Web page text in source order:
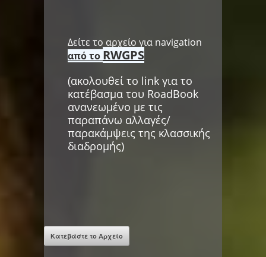
Δείτε το αρχείο για navigation
από το RWGPS
(ακολουθεί το link για το
κατέβασμα του RoadΒook
ανανεωμένο με τις
παραπάνω αλλαγές/
παρακάμψεις της κλασσικής
διαδρομής)
Κατεβάστε το Αρχείο